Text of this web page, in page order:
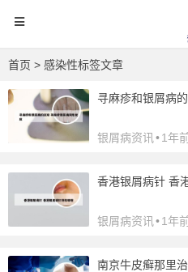
首页 > 感染性标签文章
寻麻疹和银屑病
银屑病资讯 •1年
香港银屑病针 香
银屑病资讯 •1年
南京牛皮癣那里